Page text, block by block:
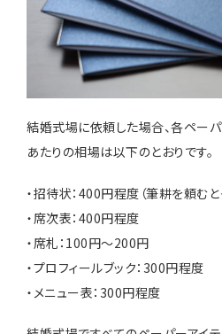
結婚式場に依頼した場合、各ペー
あたりの相場は以下のとおりです。
・招待状：400円程度（筆耕を頼む
・席次表：400円程度
・席札：100円～200円
・プロフィールブック：300円程度
・メニュー表：300円程度